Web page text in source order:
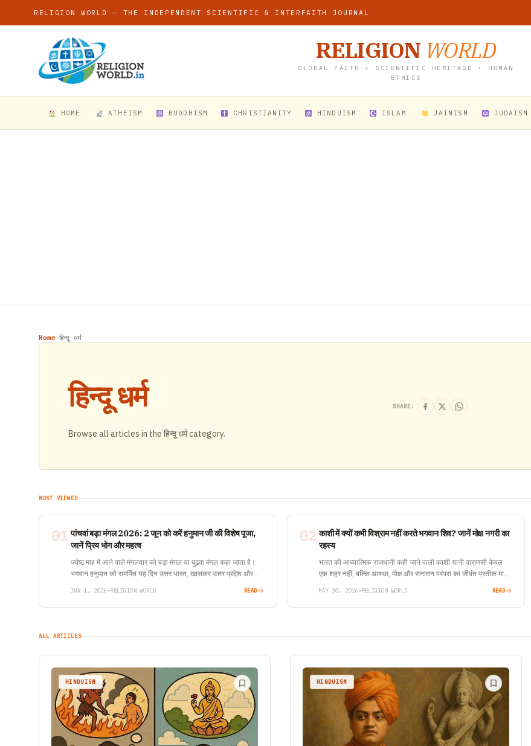
RELIGION WORLD — THE INDEPENDENT SCIENTIFIC & INTERFAITH JOURNAL
RELIGION WORLD
GLOBAL FAITH • SCIENTIFIC HERITAGE • HUMAN
ETHICS
HOME ATHEISM BUDDHISM CHRISTIANITY HINDUISM ISLAM JAINISM JUDAISM
Home›हिन्दू धर्म
हिन्दू धर्म
Browse all articles in the हिन्दू धर्म category.
SHARE:
MOST VIEWED
01 पांचवां बड़ा मंगल 2026: 2 जून को करें हनुमान जी की विशेष पूजा,
जानें प्रिय भोग और महत्व
ज्येष्ठ माह में आने वाले मंगलवार को बड़ा मंगल या बुढ़वा मंगल कहा जाता है।
भगवान हनुमान को समर्पित यह दिन उत्तर भारत, खासकर उत्तर प्रदेश और
JUN 1, 2026 • RELIGION WORLD READ
02 काशी में क्यों कभी विश्राम नहीं करते भगवान शिव? जानें मोक्ष नगरी का
रहस्य
भारत की आध्यात्मिक राजधानी कही जाने वाली काशी यानी वाराणसी केवल
एक शहर नहीं, बल्कि आस्था, मोक्ष और सनातन परंपरा का जीवंत प्रतीक मानी
MAY 30, 2026 • RELIGION WORLD READ
ALL ARTICLES
HINDUISM HINDUISM